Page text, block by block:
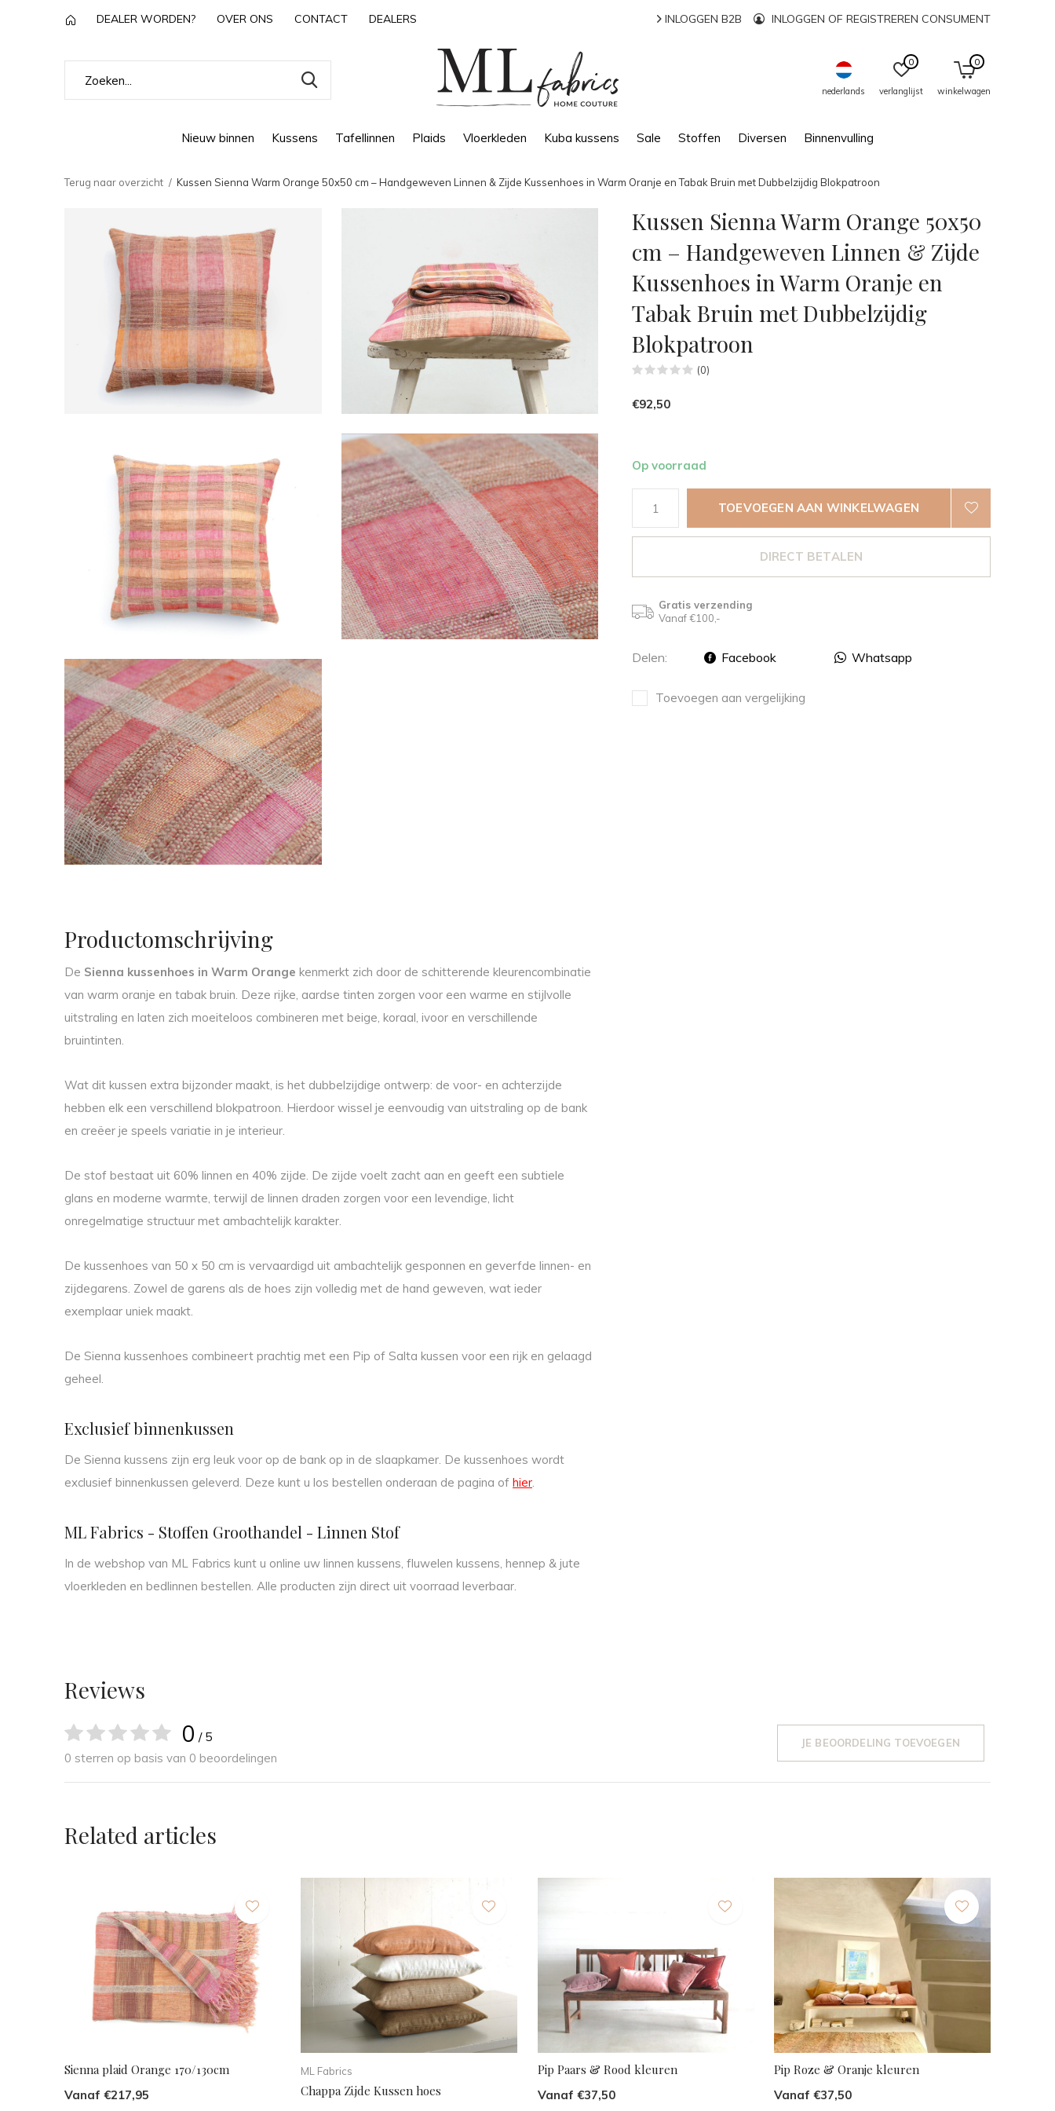
Nieuw binnen Kussens Tafellinnen Plaids Vloerkleden Kuba kussens Sale Stoffen Diversen Binnenvulling
nederlands verlanglijst
0
winkelwagen
0
DEALER WORDEN? OVER ONS CONTACT DEALERS INLOGGEN B2B INLOGGEN OF REGISTREREN CONSUMENT
Terug naar overzicht Kussen Sienna Warm Orange 50x50 cm – Handgeweven Linnen & Zijde Kussenhoes in Warm Oranje en Tabak Bruin met Dubbelzijdig Blokpatroon
Kussen Sienna Warm Orange 50x50
cm – Handgeweven Linnen & Zijde
Kussenhoes in Warm Oranje en
Tabak Bruin met Dubbelzijdig
Blokpatroon
(0)
€92,50
Op voorraad
TOEVOEGEN AAN WINKELWAGEN
DIRECT BETALEN
Gratis verzending
Vanaf €100,-
Delen: Facebook Whatsapp
Toevoegen aan vergelijking
Productomschrijving
De Sienna kussenhoes in Warm Orange kenmerkt zich door de schitterende kleurencombinatie
van warm oranje en tabak bruin. Deze rijke, aardse tinten zorgen voor een warme en stijlvolle
uitstraling en laten zich moeiteloos combineren met beige, koraal, ivoor en verschillende
bruintinten.
Wat dit kussen extra bijzonder maakt, is het dubbelzijdige ontwerp: de voor- en achterzijde
hebben elk een verschillend blokpatroon. Hierdoor wissel je eenvoudig van uitstraling op de bank
en creëer je speels variatie in je interieur.
De stof bestaat uit 60% linnen en 40% zijde. De zijde voelt zacht aan en geeft een subtiele
glans en moderne warmte, terwijl de linnen draden zorgen voor een levendige, licht
onregelmatige structuur met ambachtelijk karakter.
De kussenhoes van 50 x 50 cm is vervaardigd uit ambachtelijk gesponnen en geverfde linnen- en
zijdegarens. Zowel de garens als de hoes zijn volledig met de hand geweven, wat ieder
exemplaar uniek maakt.
De Sienna kussenhoes combineert prachtig met een Pip of Salta kussen voor een rijk en gelaagd
geheel.
Exclusief binnenkussen
De Sienna kussens zijn erg leuk voor op de bank op in de slaapkamer. De kussenhoes wordt
exclusief binnenkussen geleverd. Deze kunt u los bestellen onderaan de pagina of hier.
ML Fabrics - Stoffen Groothandel - Linnen Stof
In de webshop van ML Fabrics kunt u online uw linnen kussens, fluwelen kussens, hennep & jute
vloerkleden en bedlinnen bestellen. Alle producten zijn direct uit voorraad leverbaar.
Reviews
0 / 5
0 sterren op basis van 0 beoordelingen
JE BEOORDELING TOEVOEGEN
Related articles
Sienna plaid Orange 170/130cm
Vanaf €217,95
ML Fabrics
Chappa Zijde Kussen hoes
Pip Paars & Rood kleuren
Vanaf €37,50
Pip Roze & Oranje kleuren
Vanaf €37,50